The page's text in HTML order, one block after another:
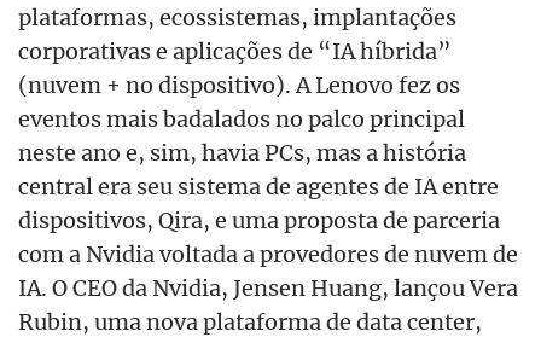
plataformas, ecossistemas, implantações
corporativas e aplicações de “IA híbrida”
(nuvem + no dispositivo). A Lenovo fez os
eventos mais badalados no palco principal
neste ano e, sim, havia PCs, mas a história
central era seu sistema de agentes de IA entre
dispositivos, Qira, e uma proposta de parceria
com a Nvidia voltada a provedores de nuvem de
IA. O CEO da Nvidia, Jensen Huang, lançou Vera
Rubin, uma nova plataforma de data center,